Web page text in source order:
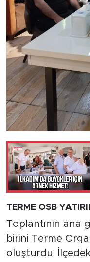
TERME OSB
Toplantının ana
birini Terme
oluşturdu.